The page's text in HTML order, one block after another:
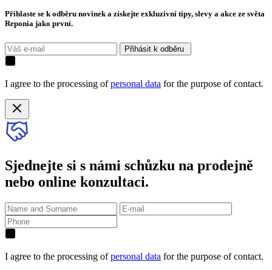
Přihlaste se k odběru novinek a získejte exkluzivní tipy, slevy a akce ze světa
Reponia jako první.
Přihásit k odběru
I agree to the processing ofpersonal data for the purpose of contact.
Sjednejte si s námi schůzku na prodejně
nebo online konzultaci.
I agree to the processing ofpersonal data for the purpose of contact.